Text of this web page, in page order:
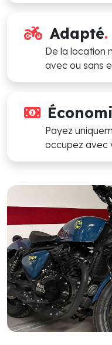
Adapté.
De la location
avec ou sans
Payez
occupez avec